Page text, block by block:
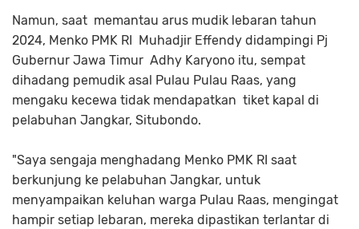
Namun, saat memantau arus mudik lebaran tahun
2024, Menko PMK RI Muhadjir Effendy didampingi Pj
Gubernur Jawa Timur Adhy Karyono itu, sempat
dihadang pemudik asal Pulau Pulau Raas, yang
mengaku kecewa tidak mendapatkan tiket kapal di
pelabuhan Jangkar, Situbondo.
"Saya sengaja menghadang Menko PMK RI saat
berkunjung ke pelabuhan Jangkar, untuk
menyampaikan keluhan warga Pulau Raas, mengingat
hampir setiap lebaran, mereka dipastikan terlantar di